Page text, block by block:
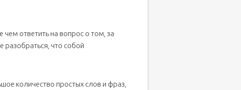
ответить на вопрос о том, за
разобраться, что собой
количество простых слов и фраз,